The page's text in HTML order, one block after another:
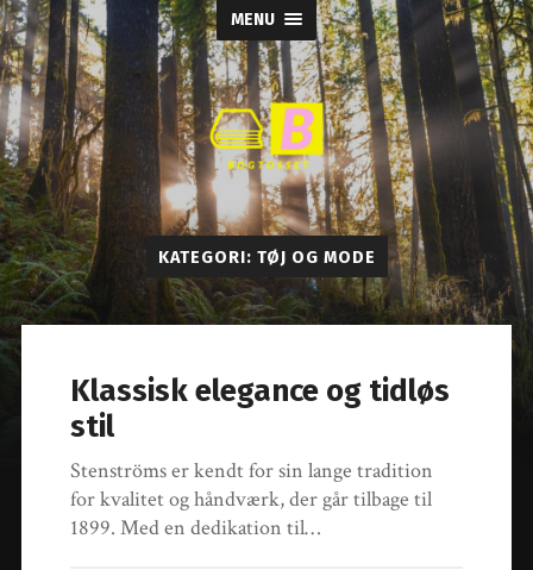
MENU
Bogtosset
KATEGORI: TØJ OG MODE
Klassisk elegance og tidløs
stil
Stenströms er kendt for sin lange tradition
for kvalitet og håndværk, der går tilbage til
1899. Med en dedikation til…